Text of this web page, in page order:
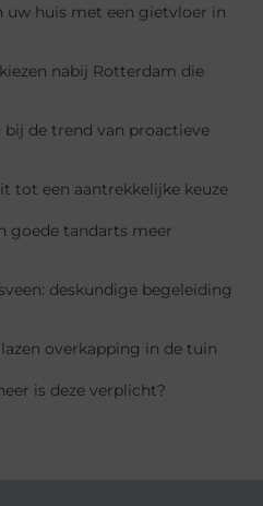
uw huis met een gietvloer in
nabij Rotterdam die
bij de trend van proactieve
tot een aantrekkelijke keuze
goede tandarts meer
deskundige begeleiding
overkapping in de tuin
is deze verplicht?